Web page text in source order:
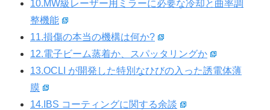
10.MW級レーザー用ミラーに必要な冷却と曲率調
整機能
11.損傷の本当の機構は何か?
12.電子ビーム蒸着か、スパッタリングか
13.OCLI が開発した特別なひびの入った誘電体薄
膜
14.IBS コーティングに関する余談